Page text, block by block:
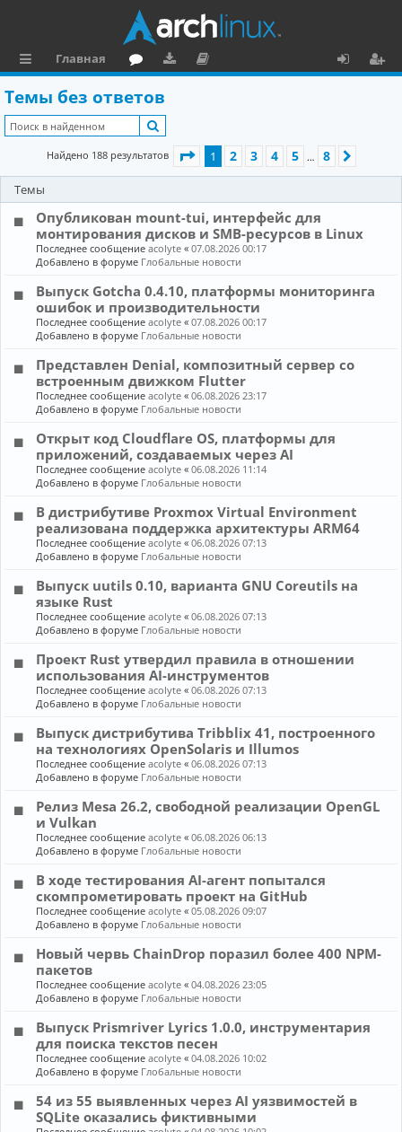
ы
л
и
Главная
ру
м
ру
зк
е
та
ц
я
Темы без ответов
Найдено 188 результатов Страница из8
1 2 3 4 5 … 8
Темы
Опубликован mount-tui, интерфейс для
монтирования дисков и SMB-ресурсов в Linux
Последнее сообщениеacolyte «07.08.2026 00:17
Добавлено в форуме Глобальные новости
Выпуск Gotcha 0.4.10, платформы мониторинга
ошибок и производительности
Последнее сообщениеacolyte «07.08.2026 00:17
Добавлено в форуме Глобальные новости
Представлен Denial, композитный сервер со
встроенным движком Flutter
Последнее сообщениеacolyte «06.08.2026 23:17
Добавлено в форуме Глобальные новости
Открыт код Cloudflare OS, платформы для
приложений, создаваемых через AI
Последнее сообщениеacolyte «06.08.2026 11:14
Добавлено в форуме Глобальные новости
В дистрибутиве Proxmox Virtual Environment
реализована поддержка архитектуры ARM64
Последнее сообщениеacolyte «06.08.2026 07:13
Добавлено в форуме Глобальные новости
Выпуск uutils 0.10, варианта GNU Coreutils на
языке Rust
Последнее сообщениеacolyte «06.08.2026 07:13
Добавлено в форуме Глобальные новости
Проект Rust утвердил правила в отношении
использования AI-инструментов
Последнее сообщениеacolyte «06.08.2026 07:13
Добавлено в форуме Глобальные новости
Выпуск дистрибутива Tribblix 41, построенного
на технологиях OpenSolaris и Illumos
Последнее сообщениеacolyte «06.08.2026 07:13
Добавлено в форуме Глобальные новости
Релиз Mesa 26.2, свободной реализации OpenGL
и Vulkan
Последнее сообщениеacolyte «06.08.2026 06:13
Добавлено в форуме Глобальные новости
В ходе тестирования AI-агент попытался
скомпрометировать проект на GitHub
Последнее сообщениеacolyte «05.08.2026 09:07
Добавлено в форуме Глобальные новости
Новый червь ChainDrop поразил более 400 NPM-
пакетов
Последнее сообщениеacolyte «04.08.2026 23:05
Добавлено в форуме Глобальные новости
Выпуск Prismriver Lyrics 1.0.0, инструментария
для поиска текстов песен
Последнее сообщениеacolyte «04.08.2026 10:02
Добавлено в форуме Глобальные новости
54 из 55 выявленных через AI уязвимостей в
SQLite оказались фиктивными